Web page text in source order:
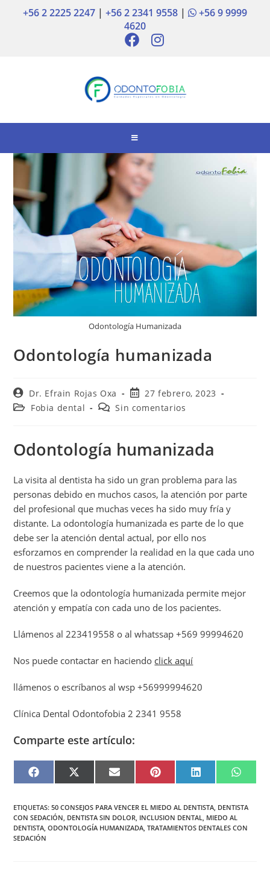
+56 2 2225 2247 | +56 2 2341 9558 |
+56 9 9999
4620
Odontología Humanizada
Odontología humanizada
Dr. Efrain Rojas Oxa
27 febrero, 2023
Fobia dental
Sin comentarios
Odontología humanizada
La visita al dentista ha sido un gran problema para las
personas debido en muchos casos, la atención por parte
del profesional que muchas veces ha sido muy fría y
distante. La odontología humanizada es parte de lo que
debe ser la atención dental actual, por ello nos
esforzamos en comprender la realidad en la que cada uno
de nuestros pacientes viene a la atención.
Creemos que la odontología humanizada permite mejor
atención y empatía con cada uno de los pacientes.
Llámenos al 223419558 o al whatssap +569 99994620
Nos puede contactar en haciendo click aquí
llámenos o escríbanos al wsp +56999994620
Clínica Dental Odontofobia 2 2341 9558
Comparte este artículo:
F
A
B
O
O
K
X
(
I
T
T
E
R
E
M
L
P
I
E
R
E
S
T
L
I
E
D
I
N
W
H
S
A
P
ETIQUETAS:50 CONSEJOS PARA VENCER EL MIEDO AL DENTISTA, DENTISTA
CON SEDACIÓN, DENTISTA SIN DOLOR, INCLUSION DENTAL, MIEDO AL
DENTISTA, ODONTOLOGÍA HUMANIZADA, TRATAMIENTOS DENTALES CON
SEDACIÓN